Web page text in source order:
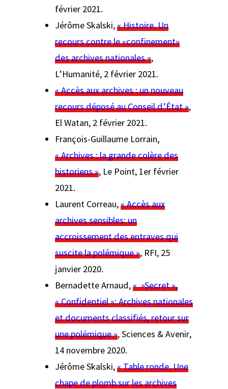
février 2021.
Jérôme Skalski,« Histoire. Un
recours contre le «confinement»
des archives nationales »,
L’Humanité, 2 février 2021.
« Accès aux archives : un nouveau
recours déposé au Conseil d’État »,
El Watan, 2 février 2021.
François-Guillaume Lorrain,
« Archives : la grande colère des
historiens », Le Point, 1er février
2021.
Laurent Correau,« Accès aux
archives sensibles: un
accroissement des entraves qui
suscite la polémique », RFI, 25
janvier 2020.
Bernadette Arnaud,« »Secret »,
« Confidentiel »: Archives nationales
et documents classifiés, retour sur
une polémique »,Sciences & Avenir,
14 novembre 2020.
Jérôme Skalski,« Table ronde. Une
chape de plomb sur les archives